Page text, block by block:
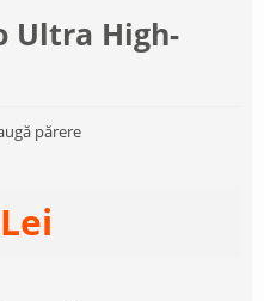
Ultra High-
părere
Lei